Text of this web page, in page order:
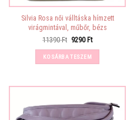
Silvia Rosa női válltáska hímzett
virágmintával, műbőr, bézs
11390Ft Original
was:
11390 Ft.
9290 FtCurrent
KOSÁRBA TESZEM